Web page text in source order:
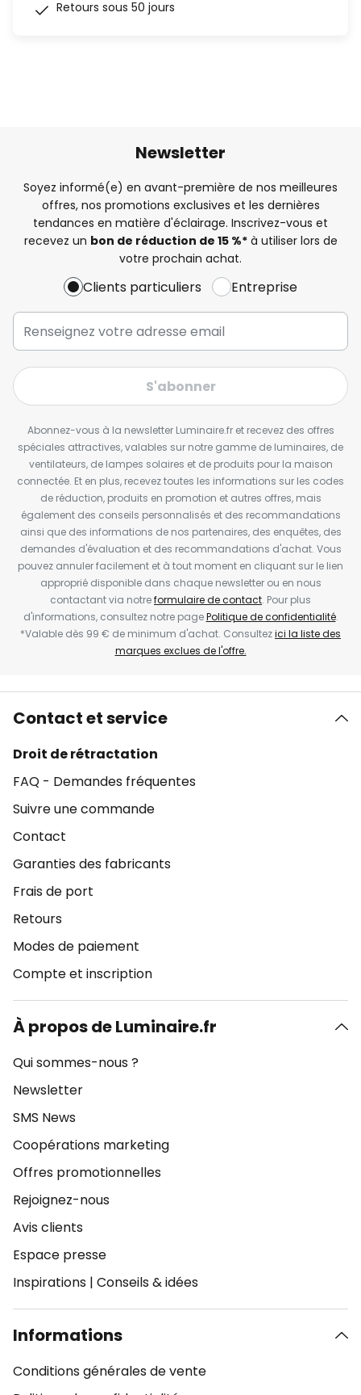
Retours sous 50 jours
Newsletter
Soyez informé(e) en avant-première de nos meilleures
offres, nos promotions exclusives et les dernières
tendances en matière d'éclairage. Inscrivez-vous et
recevez un bon de réduction de 15 %*à utiliser lors de
votre prochain achat.
Clients particuliers Entreprise
S'abonner
Abonnez-vous à la newsletter Luminaire.fr et recevez des offres
spéciales attractives, valables sur notre gamme de luminaires, de
ventilateurs, de lampes solaires et de produits pour la maison
connectée. Et en plus, recevez toutes les informations sur les codes
de réduction, produits en promotion et autres offres, mais
également des conseils personnalisés et des recommandations
ainsi que des informations de nos partenaires, des enquêtes, des
demandes d'évaluation et des recommandations d'achat. Vous
pouvez annuler facilement et à tout moment en cliquant sur le lien
approprié disponible dans chaque newsletter ou en nous
contactant via notreformulaire de contact. Pour plus
d'informations, consultez notre pagePolitique de confidentialité.
*Valable dès 99 € de minimum d'achat. Consultezici la liste des
marques exclues de l'offre.
Contact et service
Droit de rétractation
FAQ - Demandes fréquentes
Suivre une commande
Contact
Garanties des fabricants
Frais de port
Retours
Modes de paiement
Compte et inscription
À propos de Luminaire.fr
Qui sommes-nous ?
Newsletter
SMS News
Coopérations marketing
Offres promotionnelles
Rejoignez-nous
Avis clients
Espace presse
Inspirations | Conseils & idées
Informations
Conditions générales de vente